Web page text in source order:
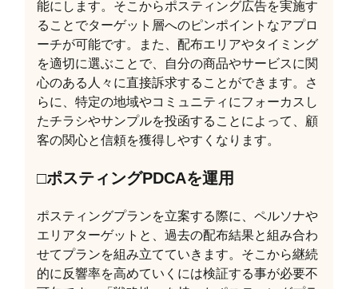
能にします。そこからポスティング広告を実施す
ることでターゲット層へのピンポイントなアプロ
ーチが可能です。また、配布エリアやタイミング
を適切に選ぶことで、自分の商品やサービスに関
心のある人々に直接訴求することができます。さ
らに、特定の地域やコミュニティにフォーカスし
たチラシやサンプルを投函することによって、顧
客の関心と信頼を獲得しやすくなります。
□ポスティングPDCAを運用
ポスティングプランを立案する際に、ペルソナや
エリアターゲットと、過去の配布結果と組み合わ
せてプランを組み立てていきます。そこから継続
的に反響率を高めていくには検証する事が必要不